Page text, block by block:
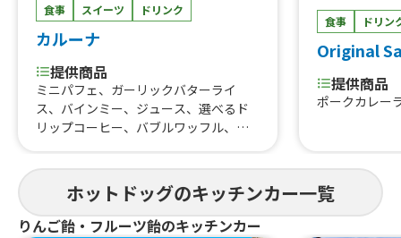
食事 スイーツ ドリンク
カルーナ
提供商品
ミニパフェ、ガーリックバターライ
ス、バインミー、ジュース、選べるド
リップコーヒー、バブルワッフル、デ
ベビーカステラ、ホットドック、ホッ
トサンド
食事 ドリン
Original
提供商品
ポークカレー
ホットドッグのキッチンカー一覧
りんご飴・フルーツ飴のキッチンカー